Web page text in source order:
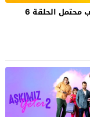
مسلسل حب محتمل الحلقة 6